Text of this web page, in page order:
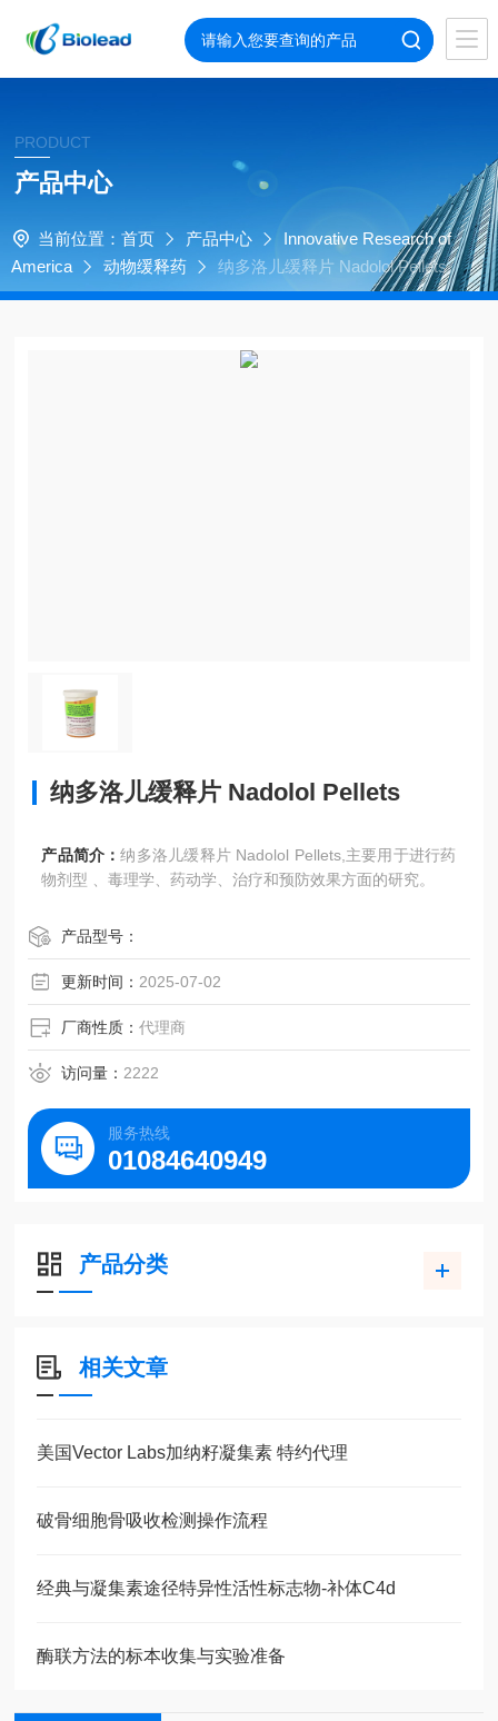
PRODUCT
产品中心
当前位置： 首页 产品中心
Innovative Research of
America
动物缓释药 纳多洛儿缓释片 Nadolol Pellets
纳多洛儿缓释片 Nadolol Pellets
产品简介：纳多洛儿缓释片 Nadolol Pellets,主要用于进行药
物剂型 、毒理学、药动学、治疗和预防效果方面的研究。
产品型号：
更新时间： 2025-07-02
厂商性质：代理商
访问量： 2222
服务热线
01084640949
产品分类
相关文章
美国Vector Labs加纳籽凝集素 特约代理
破骨细胞骨吸收检测操作流程
经典与凝集素途径特异性活性标志物-补体C4d
酶联方法的标本收集与实验准备